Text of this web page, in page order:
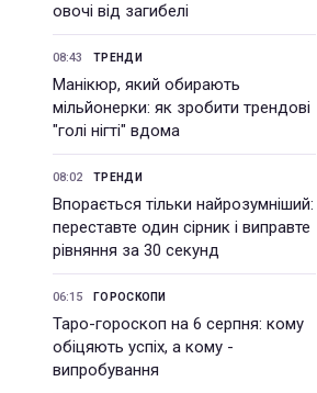
овочі від загибелі
08:43 ТРЕНДИ
Манікюр, який обирають
мільйонерки: як зробити трендові
"голі нігті" вдома
08:02 ТРЕНДИ
Впорається тільки найрозумніший:
переставте один сірник і виправте
рівняння за 30 секунд
06:15 ГОРОСКОПИ
Таро-гороскоп на 6 серпня: кому
обіцяють успіх, а кому -
випробування